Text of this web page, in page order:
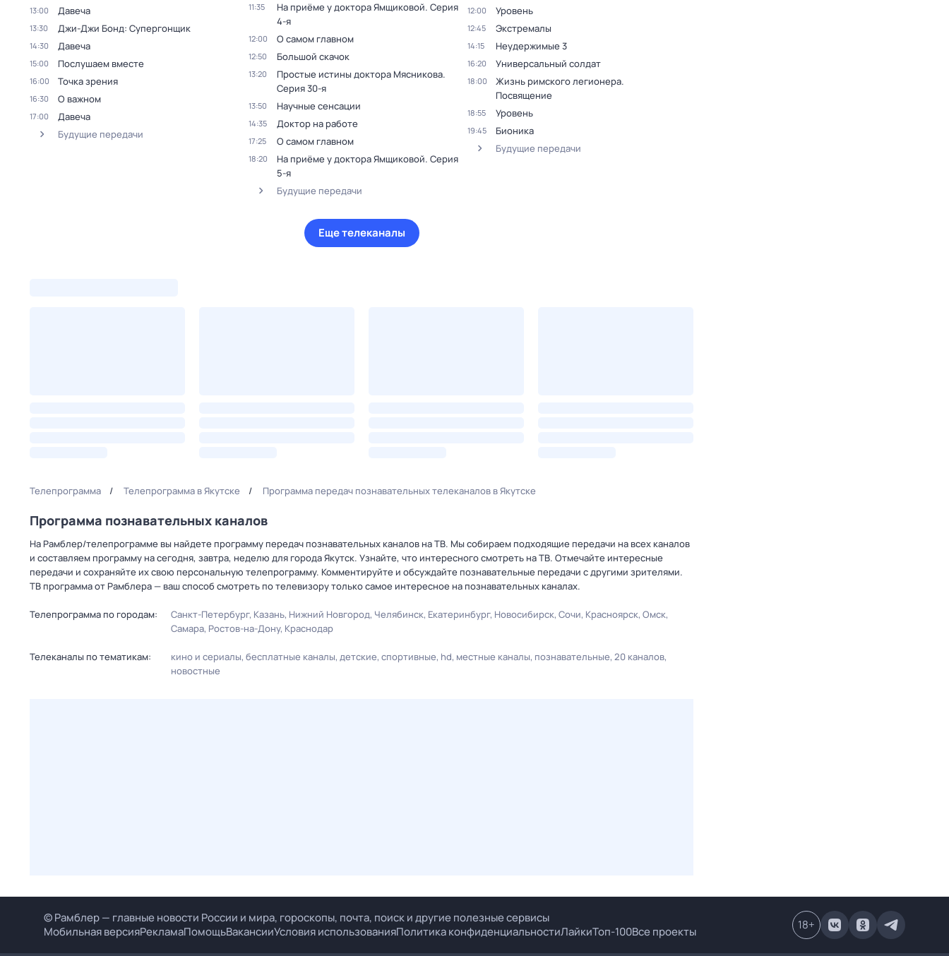
13:00 Давеча
13:30 Джи-Джи Бонд: Супергонщик
14:30 Давеча
15:00 Послушаем вместе
16:00 Точка зрения
16:30 О важном
17:00
Давеча
Будущие передачи
11:35 На приёме у доктора Ямщиковой. Серия
4-я
12:00 О самом главном
12:50 Большой скачок
13:20 Простые истины доктора Мясникова.
Серия 30-я
13:50 Научные сенсации
14:35 Доктор на работе
17:25 О самом главном
18:20 На приёме у доктора Ямщиковой. Серия
5-я
Будущие передачи
12:00 Уровень
12:45 Экстремалы
14:15 Неудержимые 3
16:20 Универсальный солдат
18:00
Жизнь римского легионера.
Посвящение
18:55 Уровень
19:45
Бионика
Будущие передачи
Еще телеканалы
Телепрограмма Телепрограмма в Якутске Программа передач познавательных телеканалов в Якутске
Программа познавательных каналов
На Рамблер/телепрограмме вы найдете программу передач познавательных каналов на ТВ. Мы собираем подходящие передачи на всех каналов
и составляем программу на сегодня, завтра, неделю для города Якутск. Узнайте, что интересного смотреть на ТВ. Отмечайте интересные
передачи и сохраняйте их свою персональную телепрограмму. Комментируйте и обсуждайте познавательные передачи с другими зрителями.
ТВ программа от Рамблера — ваш способ смотреть по телевизору только самое интересное на познавательных каналах.
Телепрограмма по городам: Санкт-Петербург Казань Нижний Новгород Челябинск Екатеринбург Новосибирск Сочи Красноярск Омск
Самара Ростов-на-Дону Краснодар
Телеканалы по тематикам: кино и сериалы бесплатные каналы детские спортивные hd местные каналы познавательные 20 каналов
новостные
© Рамблер — главные новости России и мира, гороскопы, почта, поиск и другие полезные сервисы
Мобильная версияРекламаПомощьВакансииУсловия использованияПолитика конфиденциальностиЛайкиТоп-100Все проекты 18+